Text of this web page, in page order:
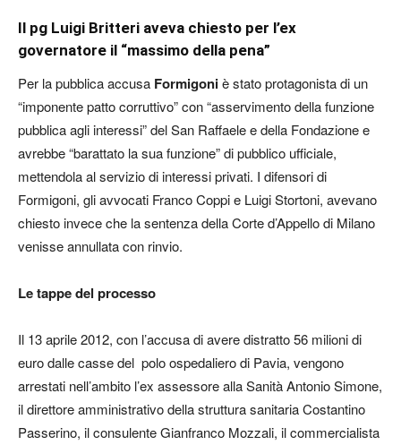
Il pg Luigi Britteri aveva chiesto per l’ex
governatore il “massimo della pena”
Per la pubblica accusa Formigoniè stato protagonista di un
“imponente patto corruttivo” con “asservimento della funzione
pubblica agli interessi” del San Raffaele e della Fondazione e
avrebbe “barattato la sua funzione” di pubblico ufficiale,
mettendola al servizio di interessi privati. I difensori di
Formigoni, gli avvocati Franco Coppi e Luigi Stortoni, avevano
chiesto invece che la sentenza della Corte d’Appello di Milano
venisse annullata con rinvio.
Le tappe del processo
Il 13 aprile 2012, con l’accusa di avere distratto 56 milioni di
euro dalle casse del polo ospedaliero di Pavia, vengono
arrestati nell’ambito l’ex assessore alla Sanità Antonio Simone,
il direttore amministrativo della struttura sanitaria Costantino
Passerino, il consulente Gianfranco Mozzali, il commercialista